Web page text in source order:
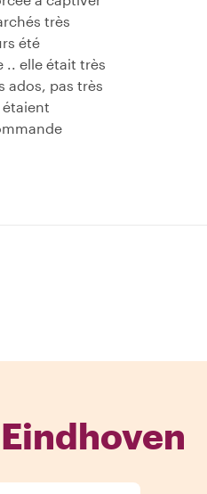
très
été
.. elle était très
ados, pas très
étaient